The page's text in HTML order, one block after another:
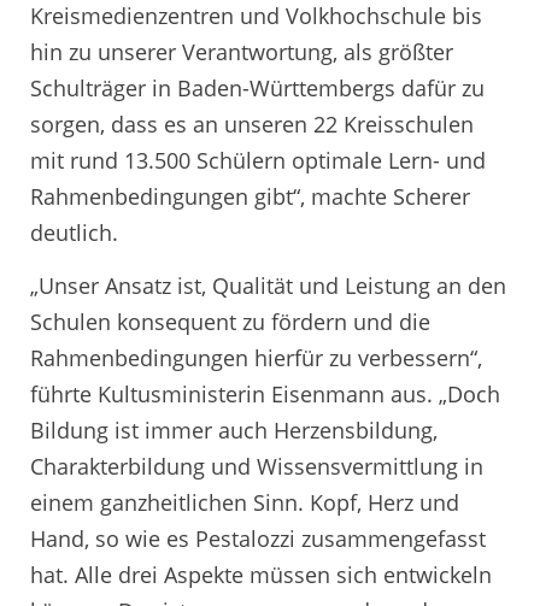
Kreismedienzentren und Volkhochschule bis
hin zu unserer Verantwortung, als größter
Schulträger in Baden-Württembergs dafür zu
sorgen, dass es an unseren 22 Kreisschulen
mit rund 13.500 Schülern optimale Lern- und
Rahmenbedingungen gibt“, machte Scherer
deutlich.
„Unser Ansatz ist, Qualität und Leistung an den
Schulen konsequent zu fördern und die
Rahmenbedingungen hierfür zu verbessern“,
führte Kultusministerin Eisenmann aus. „Doch
Bildung ist immer auch Herzensbildung,
Charakterbildung und Wissensvermittlung in
einem ganzheitlichen Sinn. Kopf, Herz und
Hand, so wie es Pestalozzi zusammengefasst
hat. Alle drei Aspekte müssen sich entwickeln